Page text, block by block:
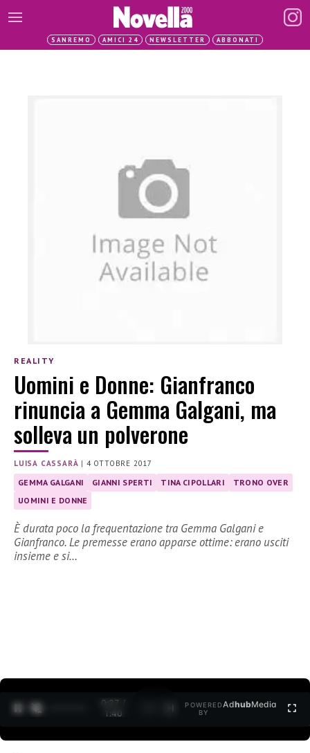
SANREMO AMICI 24 NEWSLETTER ABBONATI
REALITY
Uomini e Donne: Gianfranco
rinuncia a Gemma Galgani, ma
solleva un polverone
LUISA CASSARÀ | 4 OTTOBRE 2017
GEMMA GALGANI GIANNI SPERTI TINA CIPOLLARI
TRONO OVER
UOMINI E DONNE
È durata poco la frequentazione tra Gemma Galgani e
Gianfranco. Le premesse erano apparse ottime: erano usciti
insieme e si…
0:27 /
1:40
POWERED
BY
AdhubMedia